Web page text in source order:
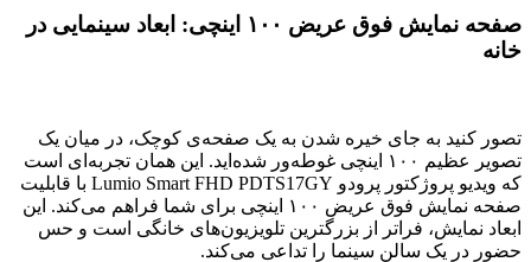
صفحه نمایش فوق عریض ۱۰۰ اینچی: ابعاد سینمایی در
خانه
تصور کنید به جای خیره شدن به یک صفحه‌ی کوچک، در میان یک
تصویر عظیم ۱۰۰ اینچی غوطه‌ور شده‌اید. این همان تجربه‌ای است
که ویدیو پروژکتور پرودو Lumio Smart FHD PDTS17GY با قابلیت
صفحه نمایش فوق عریض ۱۰۰ اینچی برای شما فراهم می‌کند. این
ابعاد نمایش، فراتر از بزرگترین تلویزیون‌های خانگی است و حس
حضور در یک سالن سینما را تداعی می‌کند.